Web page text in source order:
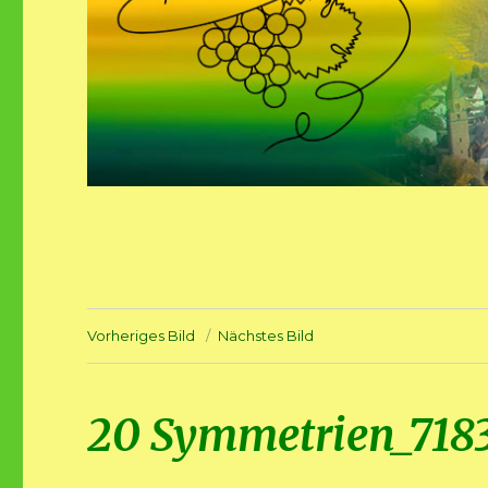
Vorheriges Bild Nächstes Bild
20